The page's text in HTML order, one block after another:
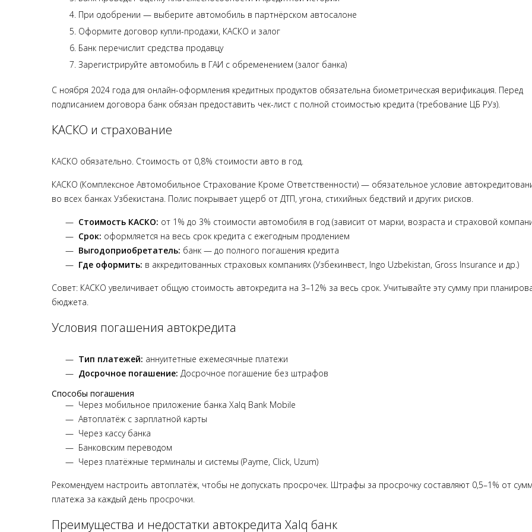
При одобрении — выберите автомобиль в партнёрском автосалоне
Оформите договор купли-продажи, КАСКО и залог
Банк перечислит средства продавцу
Зарегистрируйте автомобиль в ГАИ с обременением (залог банка)
С ноября 2024 года для онлайн-оформления кредитных продуктов обязательна биометрическая верификация. Перед
подписанием договора банк обязан предоставить чек-лист с полной стоимостью кредита (требование ЦБ РУз).
КАСКО и страхование
КАСКО обязательно. Стоимость от 0,8% стоимости авто в год.
КАСКО (Комплексное Автомобильное Страхование Кроме Ответственности) — обязательное условие
во всех банках Узбекистана. Полис покрывает ущерб от ДТП, угона, стихийных бедствий и других рисков.
Стоимость КАСКО: от 1% до 3% стоимости автомобиля в год (зависит от марки, возраста и страховой
Срок: оформляется на весь срок кредита с ежегодным продлением
Выгодоприобретатель: банк — до полного погашения кредита
Где оформить: в аккредитованных страховых компаниях (Узбекинвест, Ingo Uzbekistan, Gross Insurance и др.)
Совет: КАСКО увеличивает общую стоимость автокредита на 3–12% за весь срок. Учитывайте эту сумму при
бюджета.
Условия погашения автокредита
Тип платежей: аннуитетные ежемесячные платежи
Досрочное погашение: Досрочное погашение без штрафов
Способы погашения
Через мобильное приложение банка Xalq Bank Mobile
Автоплатёж с зарплатной карты
Через кассу банка
Банковским переводом
Через платёжные терминалы и системы (Payme, Click, Uzum)
Рекомендуем настроить автоплатёж, чтобы не допускать просрочек. Штрафы за просрочку составляют 0,5–1% от
платежа за каждый день просрочки.
Преимущества и недостатки автокредита Xalq банк